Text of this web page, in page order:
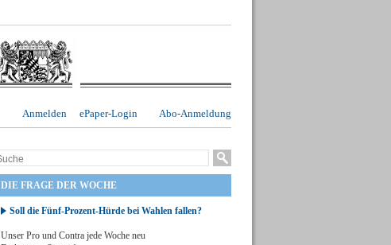
Abo-Anmeldung
ePaper-Login
Anmelden
DIE FRAGE DER WOCHE
Soll die Fünf-Prozent-Hürde bei Wahlen fallen?
Unser Pro und Contra jede Woche neu